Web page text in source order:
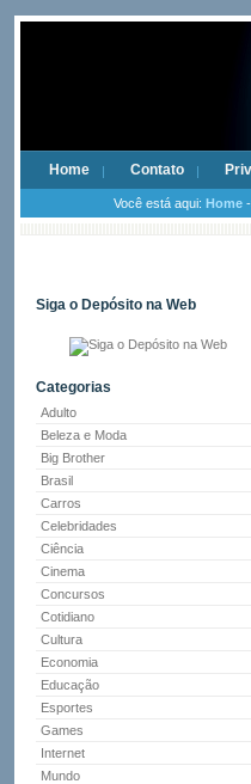
Home Contato
Você está aqui: Home
Siga o Depósito na Web
Categorias
Adulto
Beleza e Moda
Big Brother
Brasil
Carros
Celebridades
Ciência
Cinema
Concursos
Cotidiano
Cultura
Economia
Educação
Esportes
Games
Internet
Mundo